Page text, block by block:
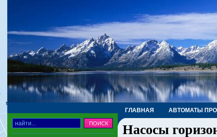
ГЛАВНАЯ АВТОМАТЫ
ТРУБЫ, ФИТИНГИ, КРАНЫ
Насосы